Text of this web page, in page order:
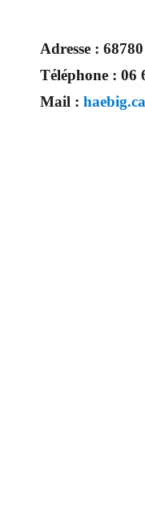
Adresse :
Téléphone : 06
Mail :